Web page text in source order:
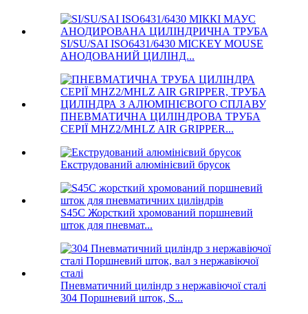
SI/SU/SAI ISO6431/6430 MICKEY MOUSE
АНОДОВАНИЙ ЦИЛІНД...
ПНЕВМАТИЧНА ЦИЛІНДРОВА ТРУБА
СЕРІЇ MHZ2/MHLZ AIR GRIPPER...
Екструдований алюмінієвий брусок
S45C Жорсткий хромований поршневий
шток для пневмат...
Пневматичний циліндр з нержавіючої сталі
304 Поршневий шток, S...